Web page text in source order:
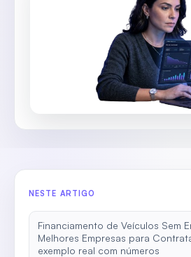
NESTE ARTIGO
Financiamento de Veículos Sem
Melhores Empresas para
exemplo real com números